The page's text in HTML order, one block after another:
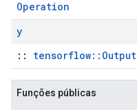
Operation
y
:: tensorflow::Output
Funções públicas